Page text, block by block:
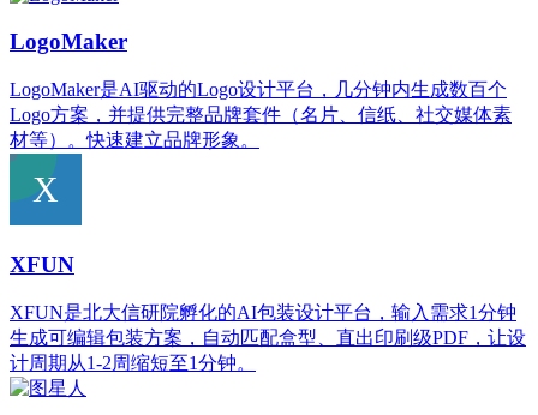
LogoMaker
LogoMaker是AI驱动的Logo设计平台，几分钟内生成数百个
Logo方案，并提供完整品牌套件（名片、信纸、社交媒体素
材等）。快速建立品牌形象。
XFUN
XFUN是北大信研院孵化的AI包装设计平台，输入需求1分钟
生成可编辑包装方案，自动匹配盒型、直出印刷级PDF，让设
计周期从1-2周缩短至1分钟。